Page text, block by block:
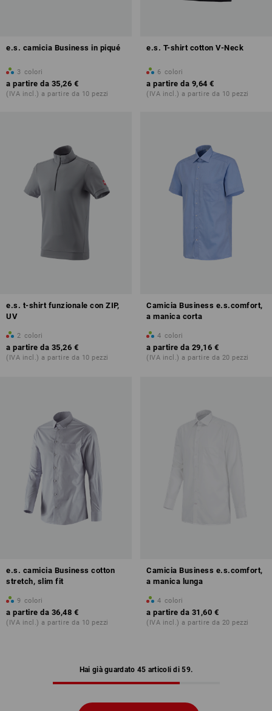
e.s. camicia Business in piqué
3 colori
a partire da 35,26 €
(IVA incl.) a partire da 10 pezzi
e.s. T-shirt cotton V-Neck
6 colori
a partire da 9,64 €
(IVA incl.) a partire da 10 pezzi
e.s. t-shirt funzionale con ZIP,
UV
2 colori
a partire da 35,26 €
(IVA incl.) a partire da 10 pezzi
Camicia Business e.s.comfort,
a manica corta
4 colori
a partire da 29,16 €
(IVA incl.) a partire da 20 pezzi
e.s. camicia Business cotton
stretch, slim fit
9 colori
a partire da 36,48 €
(IVA incl.) a partire da 10 pezzi
Camicia Business e.s.comfort,
a manica lunga
4 colori
a partire da 31,60 €
(IVA incl.) a partire da 20 pezzi
Hai già guardato 45 articoli di 59.